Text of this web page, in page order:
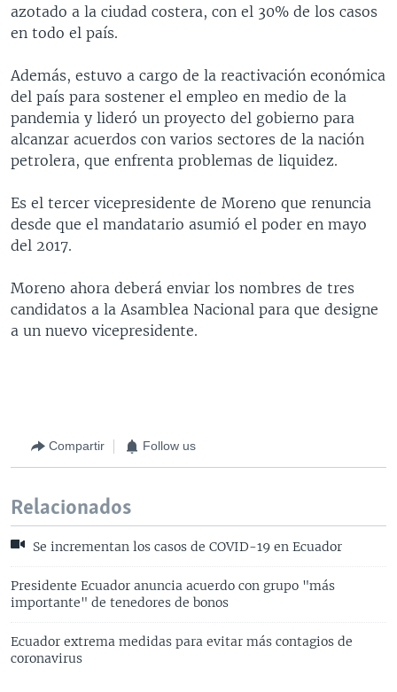
azotado a la ciudad costera, con el 30% de los casos
en todo el país.
Además, estuvo a cargo de la reactivación económica
del país para sostener el empleo en medio de la
pandemia y lideró un proyecto del gobierno para
alcanzar acuerdos con varios sectores de la nación
petrolera, que enfrenta problemas de liquidez.
Es el tercer vicepresidente de Moreno que renuncia
desde que el mandatario asumió el poder en mayo
del 2017.
Moreno ahora deberá enviar los nombres de tres
candidatos a la Asamblea Nacional para que designe
a un nuevo vicepresidente.
Compartir Follow us
Relacionados
Se incrementan los casos de COVID-19 en Ecuador
Presidente Ecuador anuncia acuerdo con grupo "más
importante" de tenedores de bonos
Ecuador extrema medidas para evitar más contagios de
coronavirus